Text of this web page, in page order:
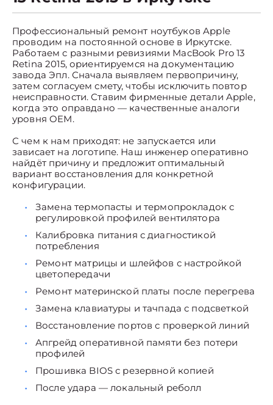
Профессиональный ремонт ноутбуков Apple
проводим на постоянной основе в Иркутске.
Работаем с разными ревизиями MacBook Pro 13
Retina 2015, ориентируемся на документацию
завода Эпл. Сначала выявляем первопричину,
затем согласуем смету, чтобы исключить повтор
неисправности. Ставим фирменные детали Apple,
когда это оправдано — качественные аналоги
уровня OEM.
С чем к нам приходят: не запускается или
зависает на логотипе. Наш инженер оперативно
найдёт причину и предложит оптимальный
вариант восстановления для конкретной
конфигурации.
Замена термопасты и термопрокладок с
регулировкой профилей вентилятора
Калибровка питания с диагностикой
потребления
Ремонт матрицы и шлейфов с настройкой
цветопередачи
Ремонт материнской платы после перегрева
Замена клавиатуры и тачпада с подсветкой
Восстановление портов с проверкой линий
Апгрейд оперативной памяти без потери
профилей
Прошивка BIOS с резервной копией
После удара — локальный реболл